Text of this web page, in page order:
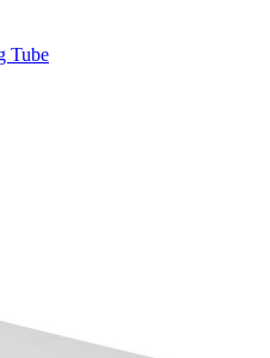
Tube